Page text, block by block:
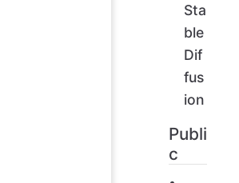
Sta
ble
Dif
fus
ion
Publi
c